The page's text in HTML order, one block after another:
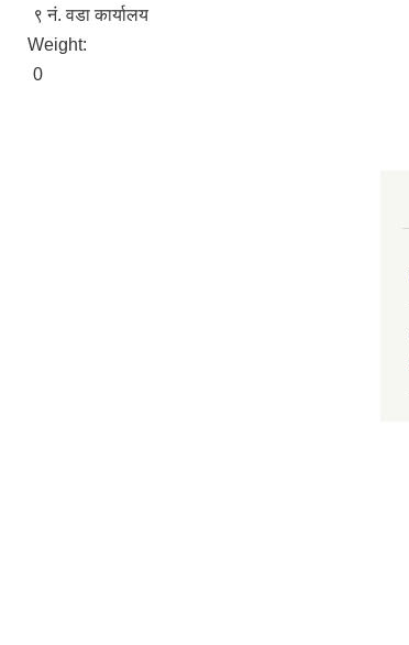
९ नं. वडा कार्यालय
Weight:
0